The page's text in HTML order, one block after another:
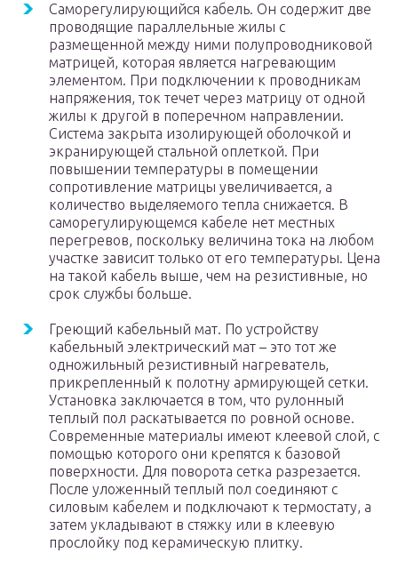
Саморегулирующийся кабель. Он содержит две
проводящие параллельные жилы с
размещенной между ними полупроводниковой
матрицей, которая является нагревающим
элементом. При подключении к проводникам
напряжения, ток течет через матрицу от одной
жилы к другой в поперечном направлении.
Система закрыта изолирующей оболочкой и
экранирующей стальной оплеткой. При
повышении температуры в помещении
сопротивление матрицы увеличивается, а
количество выделяемого тепла снижается. В
саморегулирующемся кабеле нет местных
перегревов, поскольку величина тока на любом
участке зависит только от его температуры. Цена
на такой кабель выше, чем на резистивные, но
срок службы больше.
Греющий кабельный мат. По устройству
кабельный электрический мат – это тот же
одножильный резистивный нагреватель,
прикрепленный к полотну армирующей сетки.
Установка заключается в том, что рулонный
теплый пол раскатывается по ровной основе.
Современные материалы имеют клеевой слой, с
помощью которого они крепятся к базовой
поверхности. Для поворота сетка разрезается.
После уложенный теплый пол соединяют с
силовым кабелем и подключают к термостату, а
затем укладывают в стяжку или в клеевую
прослойку под керамическую плитку.